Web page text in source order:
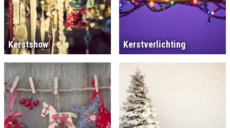
Kerstshow Kerstverlichting